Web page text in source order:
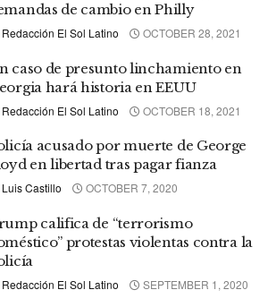
de cambio en Philly
Redacción El Sol Latino OCTOBER 28, 2021
caso de presunto linchamiento en
hará historia en EEUU
Redacción El Sol Latino OCTOBER 18, 2021
acusado por muerte de George
en libertad tras pagar fianza
Luis Castillo OCTOBER 7, 2020
califica de “terrorismo
protestas violentas contra la
Redacción El Sol Latino SEPTEMBER 1, 2020